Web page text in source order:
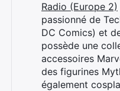
Radio (Europe 2)
passionné de
DC Comics) et
possède une
accessoires
des figurines
également